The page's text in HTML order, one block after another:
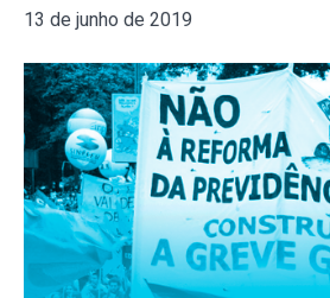
13 de junho de 2019